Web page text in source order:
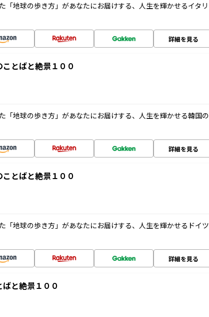
「地球の歩き方」があなたにお届けする、人生を輝かせるイタリ
詳細を見る
とばと絶景１００
「地球の歩き方」があなたにお届けする、人生を輝かせる韓国の
詳細を見る
とばと絶景１００
「地球の歩き方」があなたにお届けする、人生を輝かせるドイツ
詳細を見る
と絶景１００